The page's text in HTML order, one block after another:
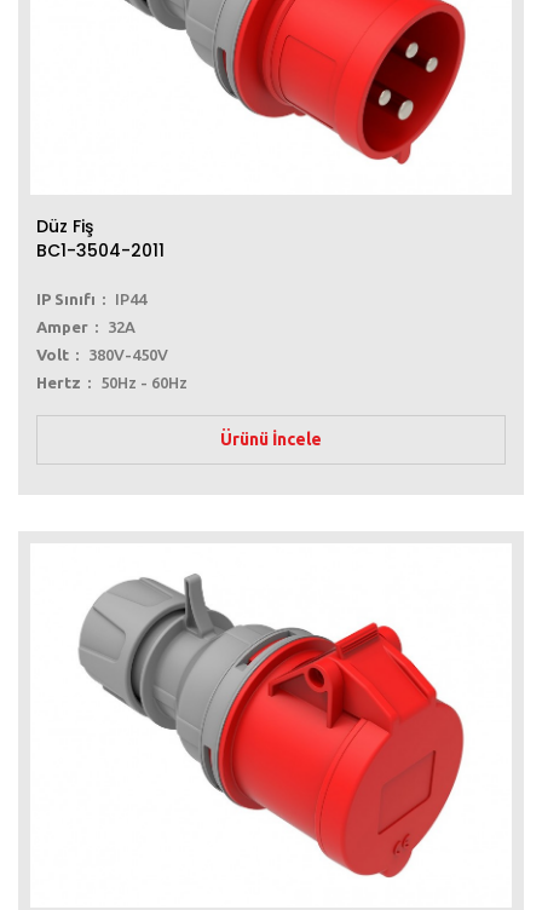
Düz Fiş
BC1-3504-2011
IP Sınıfı
IP44
Amper
32A
Volt
380V-450V
Hertz
50Hz - 60Hz
Ürünü İncele